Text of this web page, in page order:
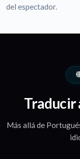
del espectador.
Traducir
Más allá de